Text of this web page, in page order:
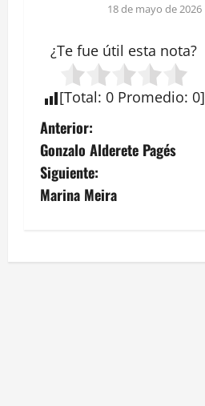
18 de mayo de 2026
¿Te fue útil esta nota?
[Total: 0 Promedio: 0]
N
a
v
g
Anterior:
Gonzalo Alderete Pagés
Siguiente:
Marina Meira